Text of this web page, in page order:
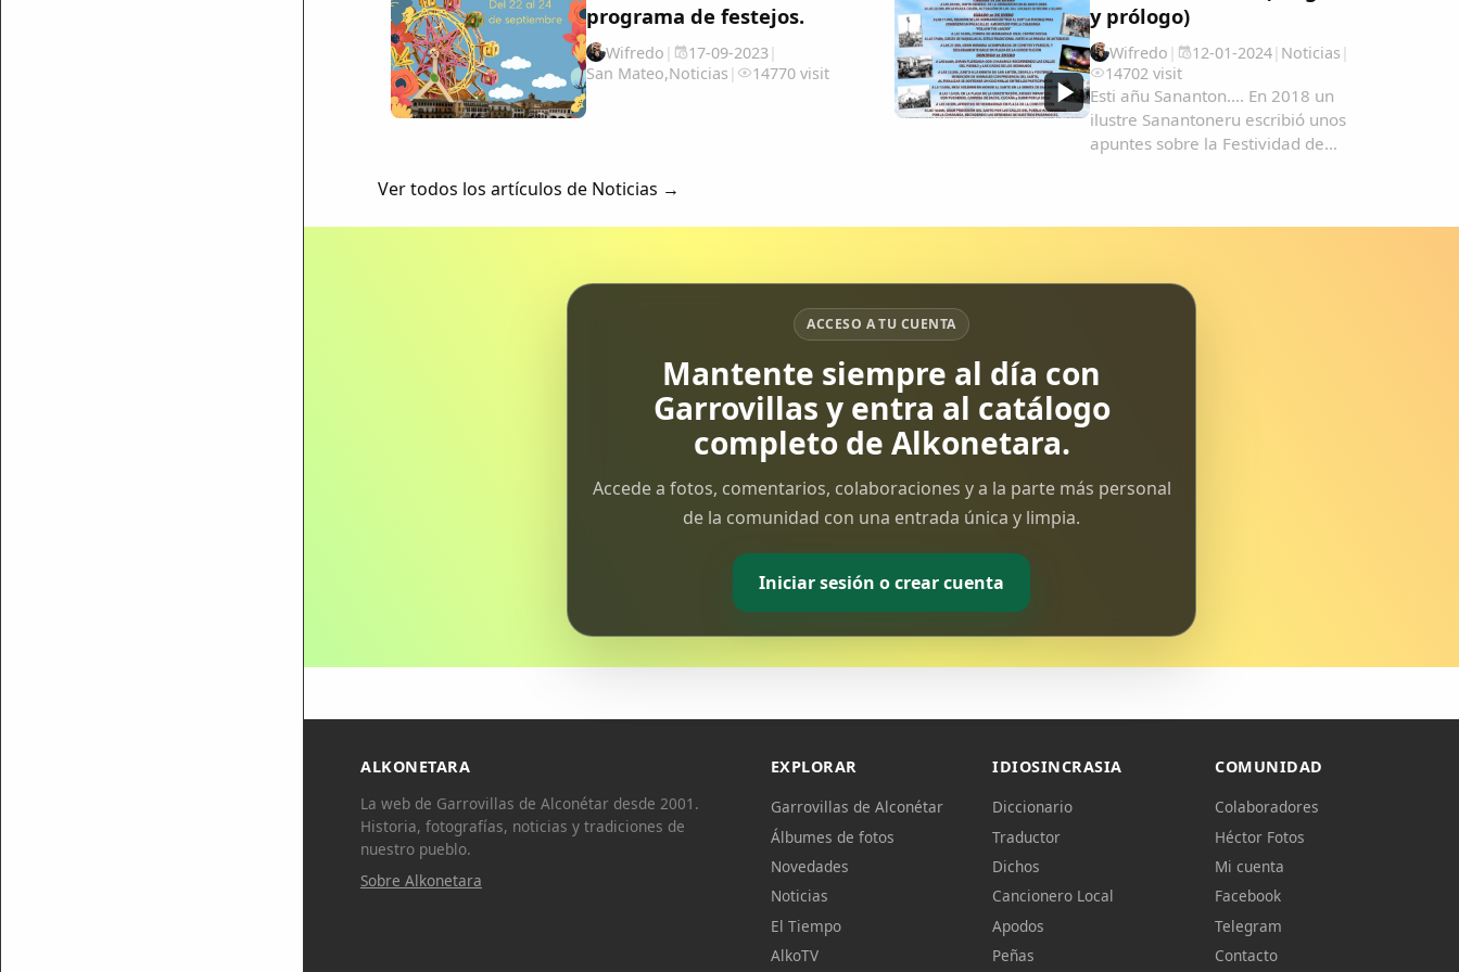
tradición, color y alegría, atrayendo
a visitantes de todas partes para
vivir una experiencia única e...
programa de festejos.
Wifredo | 17-09-2023|
San Mateo,Noticias | 14770 visit
y prólogo)
Wifredo | 12-01-2024| Noticias |
14702 visit
Esti añu Sananton.... En 2018 un
ilustre Sanantoneru escribió unos
apuntes sobre la Festividad de
Ver todos los artículos de Noticias →
ACCESO A TU CUENTA
Mantente siempre al día con
Garrovillas y entra al catálogo
completo de Alkonetara.
Accede a fotos, comentarios, colaboraciones y a la parte más personal
de la comunidad con una entrada única y limpia.
Iniciar sesión o crear cuenta
ALKONETARA
La web de Garrovillas de Alconétar desde 2001.
Historia, fotografías, noticias y tradiciones de
nuestro pueblo.
Sobre Alkonetara
EXPLORAR
Garrovillas de Alconétar
Álbumes de fotos
Novedades
Noticias
El Tiempo
AlkoTV
IDIOSINCRASIA
Diccionario
Traductor
Dichos
Cancionero Local
Apodos
Peñas
COMUNIDAD
Colaboradores
Héctor Fotos
Mi cuenta
Facebook
Telegram
Contacto